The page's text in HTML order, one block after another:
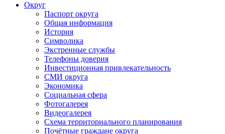
Округ
Паспорт округа
Общая информация
История
Символика
Экстренные службы
Телефоны доверия
Инвестиционная привлекательность
СМИ округа
Экономика
Социальная сфера
Фотогалерея
Видеогалерея
Схема территориального планирования
Почётные граждане округа